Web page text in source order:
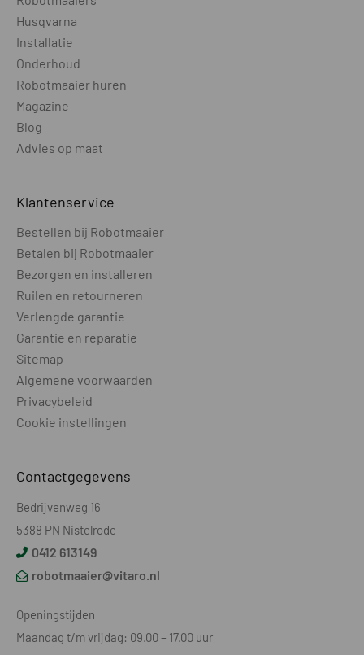
Husqvarna
Installatie
Onderhoud
Robotmaaier huren
Magazine
Blog
Advies op maat
Klantenservice
Bestellen bij Robotmaaier
Betalen bij Robotmaaier
Bezorgen en installeren
Ruilen en retourneren
Verlengde garantie
Garantie en reparatie
Sitemap
Algemene voorwaarden
Privacybeleid
Cookie instellingen
Contactgegevens
Bedrijvenweg 16
5388 PN Nistelrode
0412 613149
robotmaaier@vitaro.nl
Openingstijden
Maandag t/m vrijdag: 09.00 – 17.00 uur